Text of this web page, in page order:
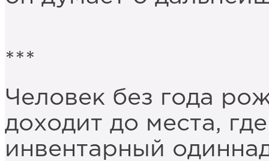
***
Человек без года
доходит до места,
инвентарный